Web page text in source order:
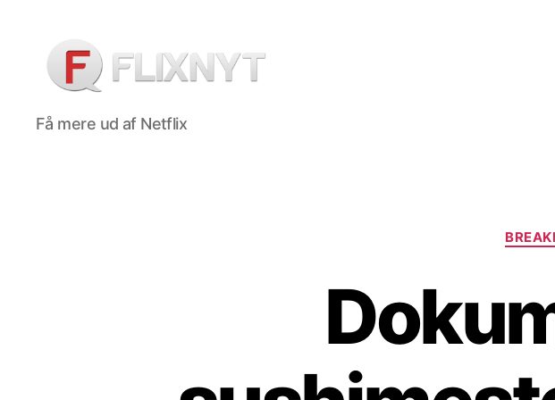
Flixnyt
Få mere ud af Netflix